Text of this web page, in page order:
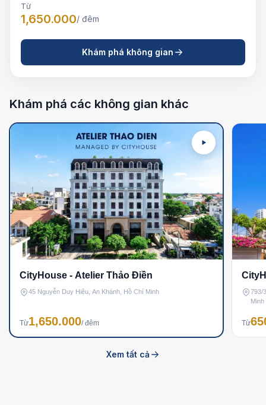
Từ
1,650.000/ đêm
Khám phá không gian
Khám phá các không gian khác
CityHouse - Atelier Thảo Điền
45 Nguyễn Duy Hiệu, An Khánh, Hồ Chí Minh
Từ1,650.000/ đêm
793/
Minh
Từ
Xem tất cả